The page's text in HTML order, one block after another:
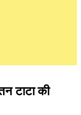
टाटा की